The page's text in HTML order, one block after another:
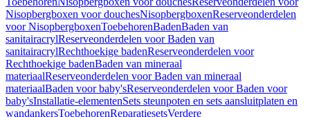
Nisopbergboxen voor douchesNisopbergboxenReserveonderdelen
voor NisopbergboxenToebehorenBadenBaden van
sanitairacrylReserveonderdelen voor Baden van
sanitairacrylRechthoekige badenReserveonderdelen voor
Rechthoekige badenBaden van mineraal
materiaalReserveonderdelen voor Baden van mineraal
materiaalBaden voor baby'sReserveonderdelen voor Baden voor
baby'sInstallatie-elementenSets steunpoten en sets aansluitplaten en
wandankersToebehorenReparatiesetsVerdere